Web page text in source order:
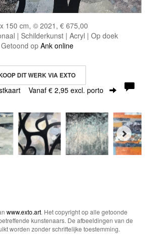
150 cm, © 2021, € 675,00
| Schilderkunst | Acryl | Op doek
Getoond op Ank online
DIT WERK VIA EXTO
Vanaf € 2,95 excl. porto
www.exto.art. Het copyright op alle getoonde
kunstenaars. De afbeeldingen van de
worden zonder schriftelijke toestemming.